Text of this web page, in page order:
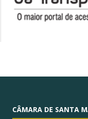
CÂMARA DE SANTA